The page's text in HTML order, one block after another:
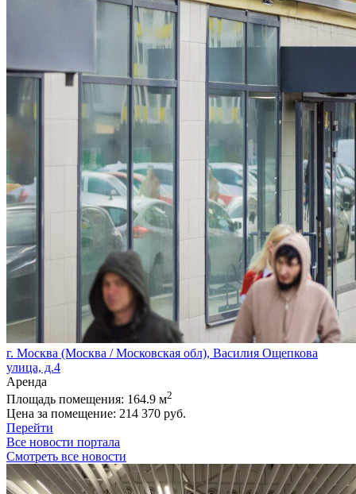
г. Москва (Москва / Московская обл), Василия Ощепкова
улица, д.4
Аренда
Площадь помещения: 164.9 м2
Цена за помещение: 214 370 руб.
Перейти
Все новости портала
Смотреть все новости